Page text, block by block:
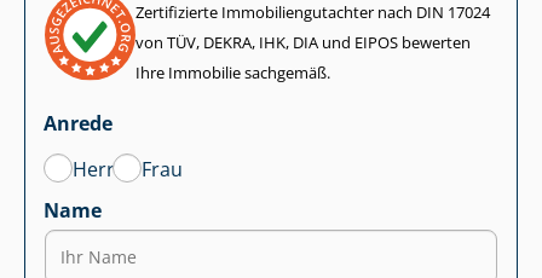
Zertifizierte Im­mo­bi­li­en­gut­ach­ter nach DIN 17024
von TÜV, DEKRA, IHK, DIA und EIPOS bewerten
Ihre Immobilie sachgemäß.
Anrede
Herr
Frau
Name